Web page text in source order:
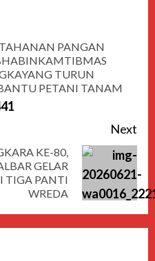
PANGAN
TURUN
PETANI TANAM
Next
KE-80,
GELAR
TIGA PANTI
WREDA